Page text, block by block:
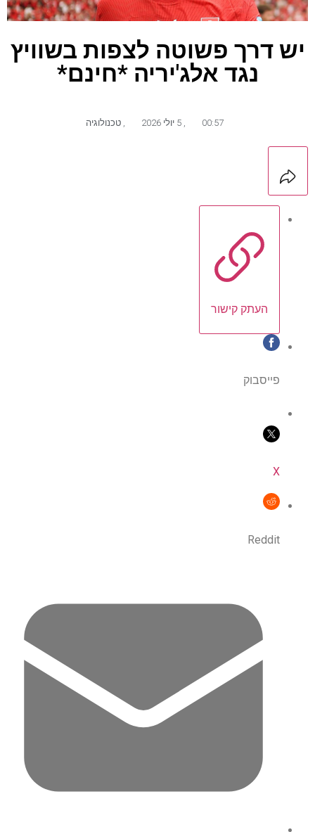
יש דרך פשוטה לצפות בשוויץ
נגד אלג'יריה *חינם*
00:57 טכנולוגיה
העתק קישור
פייסבוק
X
Reddit